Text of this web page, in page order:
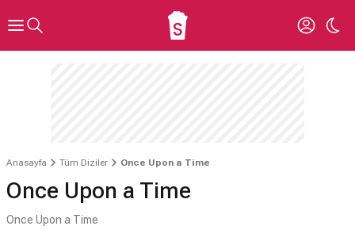
Anasayfa Tüm Diziler Once Upon a Time
Once Upon a Time
Once Upon a Time